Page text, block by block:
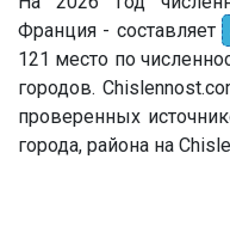
Франция - составляет
121 место по
городов.
проверенных
города, района на